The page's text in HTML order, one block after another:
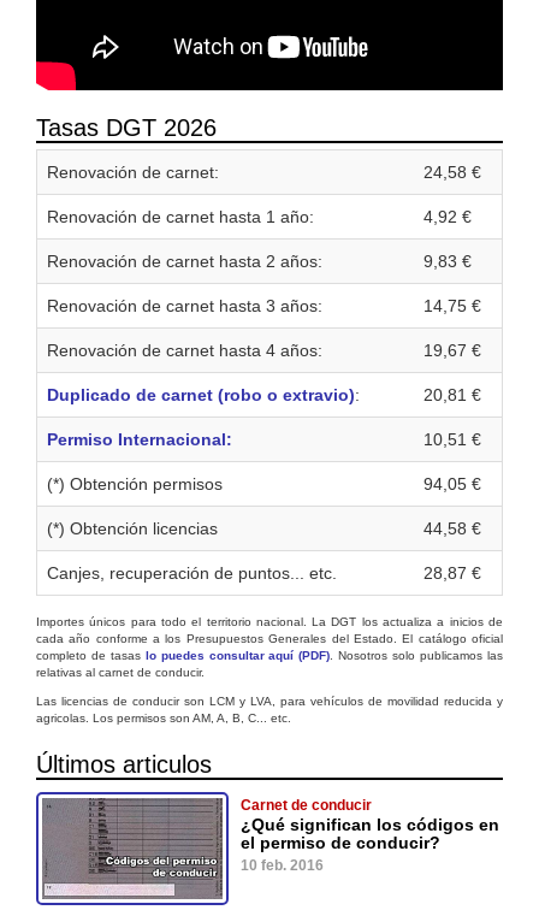
Tasas DGT 2026
Renovación de carnet: 24,58 €
Renovación de carnet hasta 1 año: 4,92 €
Renovación de carnet hasta 2 años: 9,83 €
Renovación de carnet hasta 3 años: 14,75 €
Renovación de carnet hasta 4 años: 19,67 €
Duplicado de carnet (robo o extravio): 20,81 €
Permiso Internacional: 10,51 €
(*) Obtención permisos 94,05 €
(*) Obtención licencias 44,58 €
Canjes, recuperación de puntos... etc. 28,87 €
Importes únicos para todo el territorio nacional. La DGT los actualiza a inicios de
cada año conforme a los Presupuestos Generales del Estado. El catálogo oficial
completo de tasas lo puedes consultar aquí (PDF) . Nosotros solo publicamos las
relativas al carnet de conducir.
Las licencias de conducir son LCM y LVA, para vehículos de movilidad reducida y
agricolas. Los permisos son AM, A, B, C... etc.
Últimos articulos
Carnet de conducir
¿Qué significan los códigos en
el permiso de conducir?
10 feb. 2016